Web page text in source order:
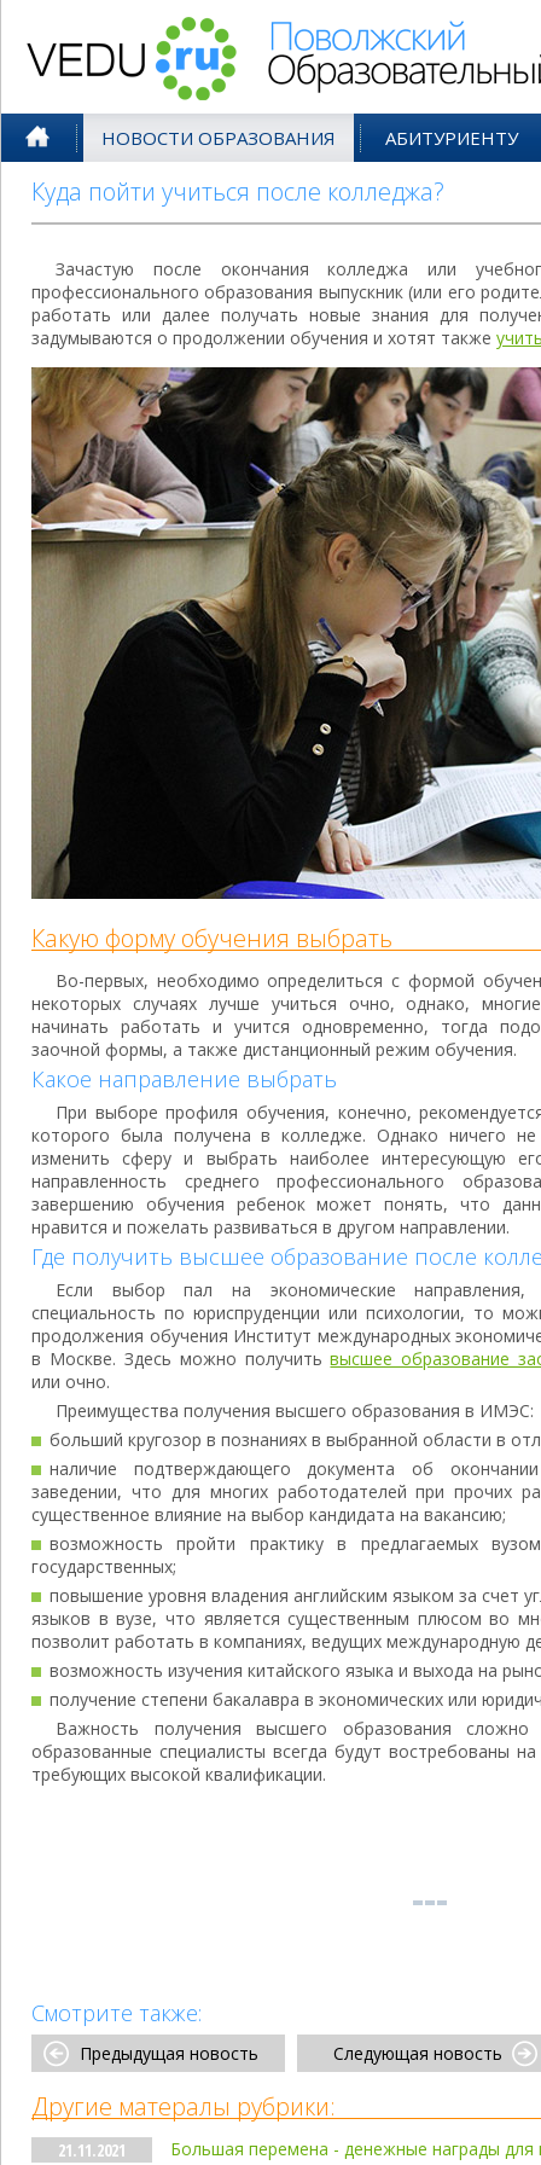
НОВОСТИ ОБРАЗОВАНИЯ АБИТУРИЕНТУ
Куда пойти учиться после колледжа?
Зачастую после окончания колледжа или
профессионального образования выпускник (или его
работать или далее получать новые знания для
задумываются о продолжении обучения и хотят также
Какую форму обучения выбрать
Во-первых, необходимо определиться с формой
некоторых случаях лучше учиться очно, однако,
начинать работать и учится одновременно, тогда
заочной формы, а также дистанционный режим обучения.
Какое направление выбрать
При выборе профиля обучения, конечно,
которого была получена в колледже. Однако ничего
изменить сферу и выбрать наиболее интересующую
направленность среднего профессионального
завершению обучения ребенок может понять, что
нравится и пожелать развиваться в другом направлении.
Где получить высшее образование после
Если выбор пал на экономические
специальность по юриспруденции или психологии, то
продолжения обучения Институт международных
в Москве. Здесь можно получитьвысшее образование
или очно.
Преимущества получения высшего образования в ИМЭС:
больший кругозор в познаниях в выбранной области в
наличие подтверждающего документа об
заведении, что для многих работодателей при прочих
существенное влияние на выбор кандидата на вакансию;
возможность пройти практику в предлагаемых
государственных;
повышение уровня владения английским языком за счет
языков в вузе, что является существенным плюсом во
позволит работать в компаниях, ведущих международную
возможность изучения китайского языка и выхода на
получение степени бакалавра в экономических или
Важность получения высшего образования
образованные специалисты всегда будут востребованы
требующих высокой квалификации.
Смотрите также:
Предыдущая новость Следующая новость
Другие матералы рубрики:
21.11.2021
Большая перемена - денежные награды для